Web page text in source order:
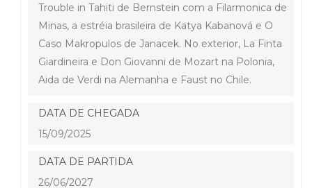
Trouble in Tahiti de Bernstein com a Filarmonica de
Minas, a estréia brasileira de Katya Kabanová e O
Caso Makropulos de Janacek. No exterior, La Finta
Giardineira e Don Giovanni de Mozart na Polonia,
Aida de Verdi na Alemanha e Faust no Chile.
DATA DE CHEGADA
15/09/2025
DATA DE PARTIDA
26/06/2027